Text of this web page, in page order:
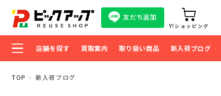
友だち追加
Y!ショッピング
店舗を探す 買取案内 取り扱い商品 新入荷ブログ
TOP 新入荷ブログ